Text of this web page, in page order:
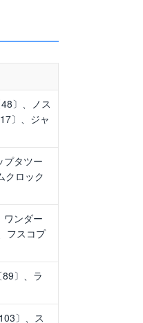
〕、ノス
〕、ジャ
プタツー
クロック
ワンダー
フスコプ
〕、ラ
〕、ス